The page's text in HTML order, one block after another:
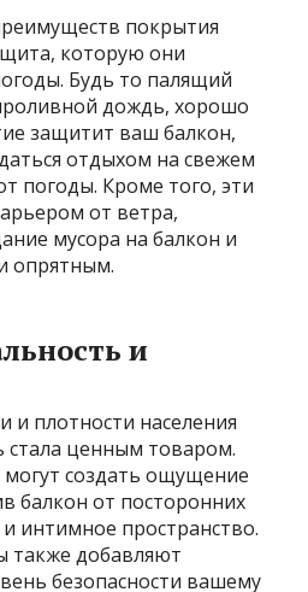
покрытия
которую они
Будь то палящий
дождь, хорошо
защитит ваш балкон,
отдыхом на свежем
погоды. Кроме того, эти
от ветра,
мусора на балкон и
опрятным.
и
и плотности населения
стала ценным товаром.
создать ощущение
балкон от посторонних
интимное пространство.
также добавляют
безопасности вашему